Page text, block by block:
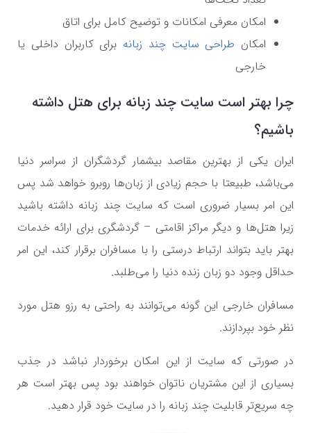
امکان معرفی امکانات و توضیح کامل برای اتاق
امکان طراحی سایت چند زبانه برای کاربران داخلی یا
خارجی
چرا بهتر است سایت چند زبانه برای هتل داشته
باشیم؟
ایران یکی از بهترین مقاصد بیشمار گردشگران از سراسر دنیا
می‌باشد، طبیعتا با حجم زیادی از زبان‌ها روبرو خواهد شد پس
این امر بسیار ضروری است که سایت چند زبانه داشته باشید
زیرا هتل‌ها و دیگر مراکز اقامتی – گردشگری برای ارائه خدمات
بهتر باید بتواند ارتباط درستی را با مسافران برقرار کند، این امر
حداقل وجود دو زبان زنده دنیا را می‌طلبد.
مسافران خارجی این گونه می‌توانند به راحتی به رزو هتل مورد
نظر خود بپردازند.
در صورتی که سایت از این امکان برخوردار نباشد در جذب
بسیاری از این مشتریان ناتوان خواهند بود پس بهتر است هر
چه سریع‌تر قابلیت چند زبانه را در سایت خود قرار دهید.